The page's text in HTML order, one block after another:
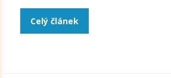
Celý článek